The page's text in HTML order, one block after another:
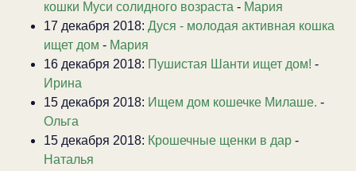
кошки Муси солидного возраста - Мария
17 декабря 2018: Дуся - молодая активная кошка
ищет дом - Мария
16 декабря 2018: Пушистая Шанти ищет дом! -
Ирина
15 декабря 2018: Ищем дом кошечке Милаше. -
Ольга
15 декабря 2018: Крошечные щенки в дар -
Наталья